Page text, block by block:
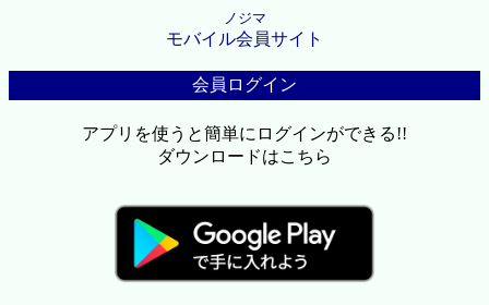
ノジマ
モバイル会員サイト
会員ログイン
アプリを使うと簡単にログインができる!!
ダウンロードはこちら